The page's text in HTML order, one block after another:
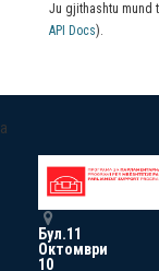
Ju gjithashtu mund
API Docs).
a
Бул.11
Октомври
10